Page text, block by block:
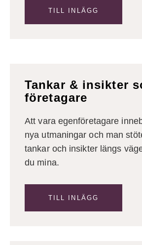
TILL INLÄGG
Tankar & insikter
företagare
Att vara egenföretagare
nya utmaningar och man
tankar och insikter längs
du mina.
TILL INLÄGG